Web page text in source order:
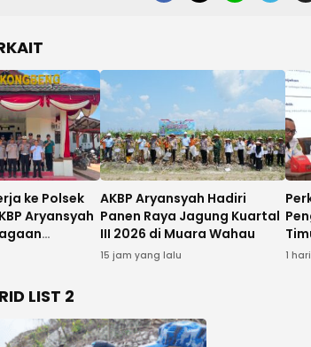
ke Polsek
Aryansyah
AKBP Aryansyah Hadiri
Panen Raya Jagung Kuartal
III 2026 di Muara Wahau
15 jam yang lalu 1
LIST 2